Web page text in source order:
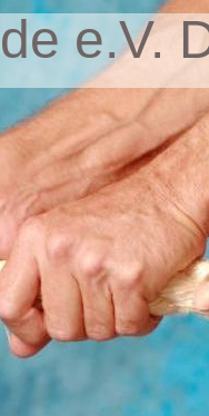
e.V.